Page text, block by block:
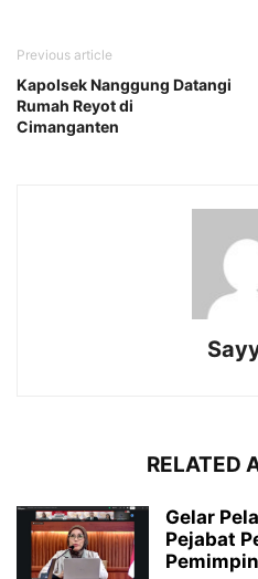
Previous article
Kapolsek Nanggung Datangi
Rumah Reyot di
Cimanganten
RELATED
Gelar
Pejabat